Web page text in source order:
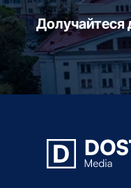
Долучайтеся